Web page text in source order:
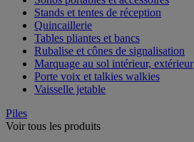
Stands et tentes de réception
Quincaillerie
Tables pliantes et bancs
Rubalise et cônes de signalisation
Marquage au sol intérieur, extérieur
Porte voix et talkies walkies
Vaisselle jetable
Piles
Voir tous les produits